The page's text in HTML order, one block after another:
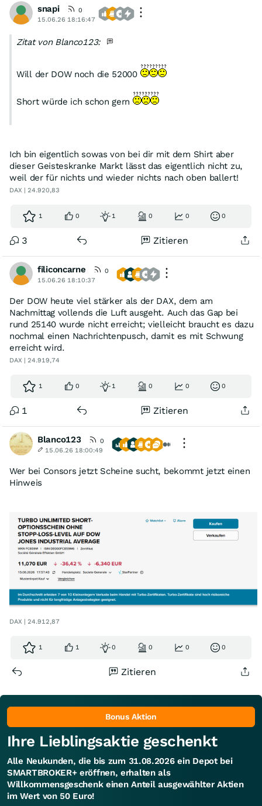
snapi
0
15.06.26 18:16:47
Zitat von Blanco123:
Will der DOW noch die 52000
Short würde ich schon gern
Ich bin eigentlich sowas von bei dir mit dem Shirt aber
dieser Geisteskranke Markt lässt das eigentlich nicht zu,
weil der für nichts und wieder nichts nach oben ballert!
DAX | 24.920,83
1 0 1 0 0 0
3 Zitieren
filiconcarne
0
15.06.26 18:10:37
Der DOW heute viel stärker als der DAX, dem am
Nachmittag vollends die Luft ausgeht. Auch das Gap bei
rund 25140 wurde nicht erreicht; vielleicht braucht es dazu
nochmal einen Nachrichtenpusch, damit es mit Schwung
erreicht wird.
DAX | 24.919,74
1 0 1 0 0 0
1 Zitieren
Blanco123
0
15.06.26 18:00:49
Wer bei Consors jetzt Scheine sucht, bekommt jetzt einen
Hinweis
DAX | 24.912,87
1 1 0 0 0 0
Zitieren
Bonus Aktion
Ihre Lieblingsaktie geschenkt
Alle Neukunden, die bis zum 31.08.2026 ein Depot bei
SMARTBROKER+ eröffnen, erhalten als
Willkommensgeschenk einen Anteil ausgewählter Aktien
im Wert von 50 Euro!